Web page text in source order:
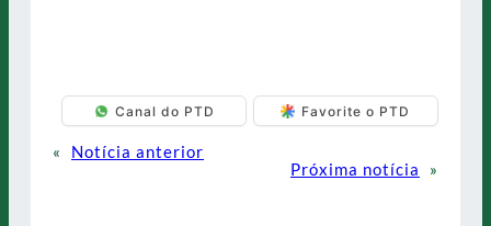
Canal do PTD Favorite o PTD
«
Notícia anterior
Próxima notícia
»